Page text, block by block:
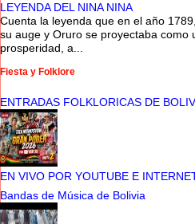
LEYENDA DEL NINA NINA
Cuenta la leyenda que en el año
su auge y Oruro se proyectaba como
prosperidad, a...
Fiesta y Folklore
ENTRADAS FOLKLORICAS DE
EN VIVO POR YOUTUBE E
Bandas de Música de Bolivia